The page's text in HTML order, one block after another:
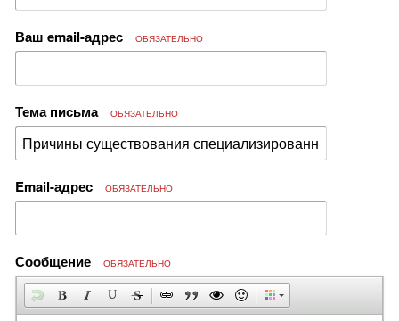
Ваш email-адрес ОБЯЗАТЕЛЬНО
Тема письма ОБЯЗАТЕЛЬНО
Email-адрес ОБЯЗАТЕЛЬНО
Сообщение ОБЯЗАТЕЛЬНО